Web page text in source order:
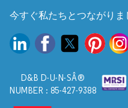
今すぐ私たちとつながりま
D&B D-U-N-SÂ®
NUMBER : 85-427-9388